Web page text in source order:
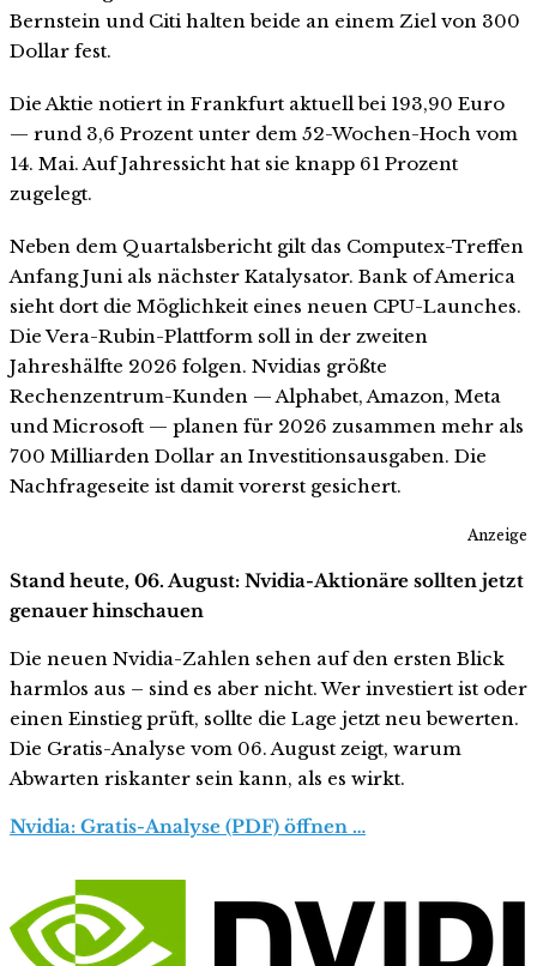
Bernstein und Citi halten beide an einem Ziel von 300
Dollar fest.
Die Aktie notiert in Frankfurt aktuell bei 193,90 Euro
— rund 3,6 Prozent unter dem 52-Wochen-Hoch vom
14. Mai. Auf Jahressicht hat sie knapp 61 Prozent
zugelegt.
Neben dem Quartalsbericht gilt das Computex-Treffen
Anfang Juni als nächster Katalysator. Bank of America
sieht dort die Möglichkeit eines neuen CPU-Launches.
Die Vera-Rubin-Plattform soll in der zweiten
Jahreshälfte 2026 folgen. Nvidias größte
Rechenzentrum-Kunden — Alphabet, Amazon, Meta
und Microsoft — planen für 2026 zusammen mehr als
700 Milliarden Dollar an Investitionsausgaben. Die
Nachfrageseite ist damit vorerst gesichert.
Anzeige
Stand heute, 06. August: Nvidia-Aktionäre sollten jetzt
genauer hinschauen
Die neuen Nvidia-Zahlen sehen auf den ersten Blick
harmlos aus – sind es aber nicht. Wer investiert ist oder
einen Einstieg prüft, sollte die Lage jetzt neu bewerten.
Die Gratis-Analyse vom 06. August zeigt, warum
Abwarten riskanter sein kann, als es wirkt.
Nvidia: Gratis-Analyse (PDF) öffnen …